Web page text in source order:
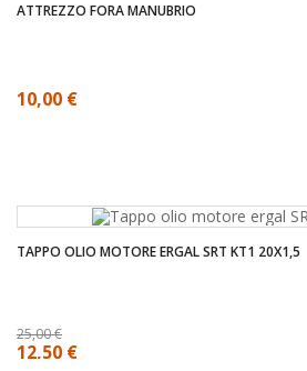
ATTREZZO FORA MANUBRIO
10,00 €
TAPPO OLIO MOTORE ERGAL SRT KT1 20X1,5
25,00 €
12,50 €